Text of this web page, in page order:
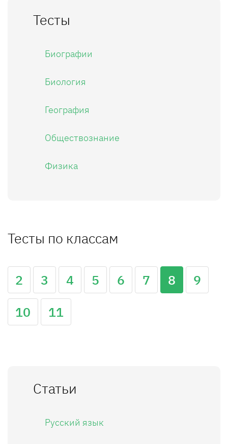
Тесты
Биографии
Биология
География
Обществознание
Физика
Тесты по классам
2 3 4 5 6 7 8
9
10
11
Статьи
Русский язык